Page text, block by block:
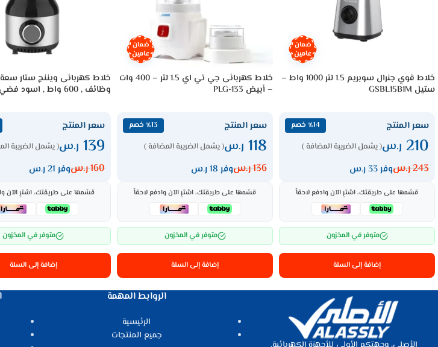
ضمان
عامين
خلاط قوي جنرال سوبريم 1.5 لتر 1000 واط –
ستيل GSBL15B1M
سعر المنتج ٪14 خصم
210 ر.س( يشمل الضريبة المضافة )
243ر.سوفر 33 ر.س
قسّمها على طريقتك، اشترِ الآن وادفع لاحقاً
متوفر في المخزون
إضافة إلى السلة
ضمان
عامين
خلاط كهربائى جي تي اي 1.5 لتر – 400 وات
– أبيض PLG-133
سعر المنتج ٪13 خصم
118 ر.س( يشمل الضريبة المضافة )
136ر.سوفر 18 ر.س
قسّمها على طريقتك، اشترِ الآن وادفع لاحقاً
متوفر في المخزون
إضافة إلى السلة
وظائف , 600 واط , اسود فضي ST-5557
سعر المنتج
139 ر.س( يشمل الضريبة
160ر.سوفر 21 ر.س
قسّمها على طريقتك، اشترِ الآن
متوفر في المخزون
إضافة إلى السلة
الروابط المهمة
الرئيسية
جميع المنتجات